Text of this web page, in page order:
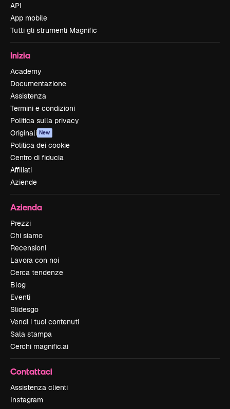
API
App mobile
Tutti gli strumenti Magnific
Inizia
Academy
Documentazione
Assistenza
Termini e condizioni
Politica sulla privacy
Originali New
Politica dei cookie
Centro di fiducia
Affiliati
Aziende
Azienda
Prezzi
Chi siamo
Recensioni
Lavora con noi
Cerca tendenze
Blog
Eventi
Slidesgo
Vendi i tuoi contenuti
Sala stampa
Cerchi magnific.ai
Contattaci
Assistenza clienti
Instagram